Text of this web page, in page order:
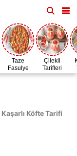
Taze
Fasulye
Zamanı
Çilekli
Tarifleri
Kaşarlı Köfte Tarifi